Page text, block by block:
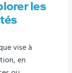
les
vise à
en